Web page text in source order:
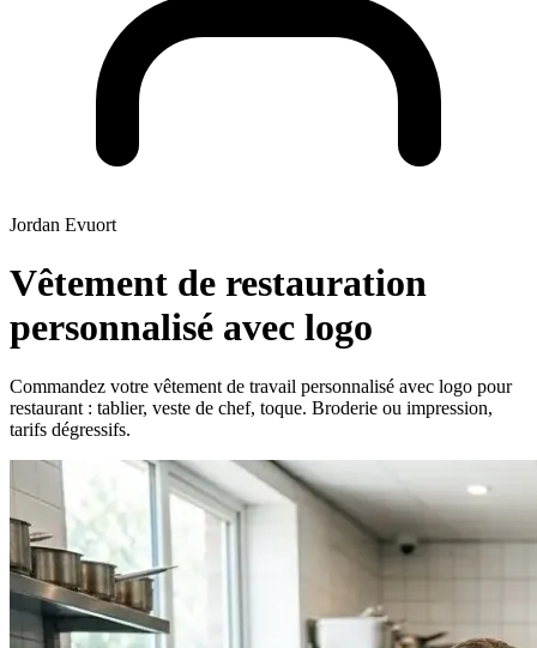
Jordan Evuort
Vêtement de restauration
personnalisé avec logo
Commandez votre vêtement de travail personnalisé avec logo pour
restaurant : tablier, veste de chef, toque. Broderie ou impression,
tarifs dégressifs.